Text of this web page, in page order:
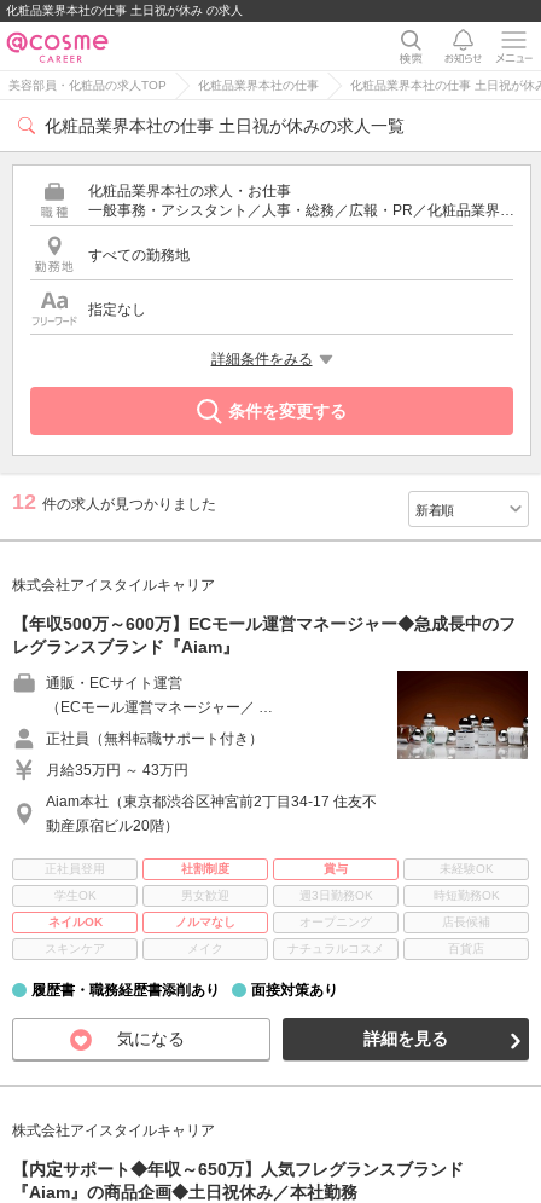
化粧品業界本社の仕事 土日祝が休み の求人
美容部員・化粧品の求人TOP 化粧品業界本社の仕事 化粧品業界本社の仕事 土日祝が休
化粧品業界本社の仕事 土日祝が休みの求人一覧
化粧品業界本社の求人・お仕事
一般事務・アシスタント／人事・総務／広報・PR／化粧品業界の営業・スーパーバイザー／通販・ECサイト運営／商品企画・研究開発
すべての勤務地
指定なし
詳細条件をみる
条件を変更する
12 件の求人が見つかりました
株式会社アイスタイルキャリア
【年収500万～600万】ECモール運営マネージャー◆急成長中のフ
レグランスブランド『Aiam』
通販・ECサイト運営
（ECモール運営マネージャー／ …
正社員（無料転職サポート付き）
月給35万円 ～ 43万円
Aiam本社（東京都渋谷区神宮前2丁目34-17 住友不
動産原宿ビル20階）
正社員登用 社割制度 賞与
未経験OK
学生OK
男女歓迎 週3日勤務OK
時短勤務OK
ネイルOK
ノルマなし オープニング
店長候補
スキンケア
メイク ナチュラルコスメ 百貨店
履歴書・職務経歴書添削あり 面接対策あり
気になる 詳細を見る
株式会社アイスタイルキャリア
【内定サポート◆年収～650万】人気フレグランスブランド
『Aiam』の商品企画◆土日祝休み／本社勤務